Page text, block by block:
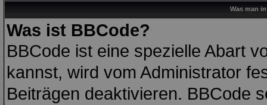
Was man
Was ist BBCode?
BBCode ist eine spezielle Abart
kannst, wird vom Administrator
Beiträgen deaktivieren. BBCode